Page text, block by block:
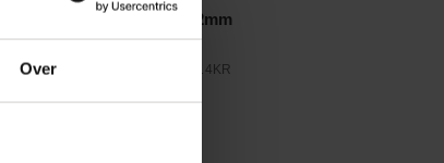
Over
Stelring 14x25x12mm
705A14KR